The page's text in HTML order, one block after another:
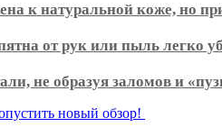
к натуральной коже, но
от рук или пыль легко
не образуя заломов и
новый обзор!